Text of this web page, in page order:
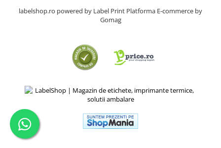
labelshop.ro powered by Label Print Platforma E-commerce by
Gomag